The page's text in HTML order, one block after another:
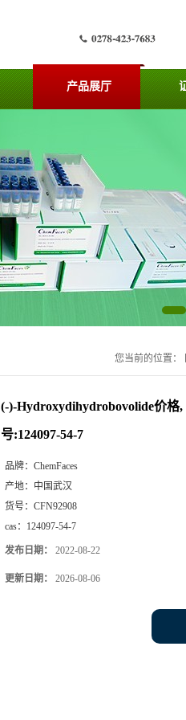
产品展厅
您当前的位置：
(-)-Hydroxydihydrobovolide价格
号:124097-54-7
品牌： ChemFaces
产地： 中国武汉
货号： CFN92908
cas： 124097-54-7
发布日期： 2022-08-22
更新日期： 2026-08-06